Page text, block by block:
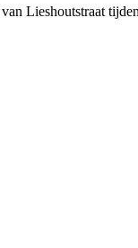
Lieshoutstraat